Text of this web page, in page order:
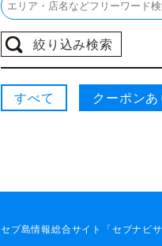
絞り込み検索
すべて クーポンあ
セブ島情報総合サイト「セブナビ